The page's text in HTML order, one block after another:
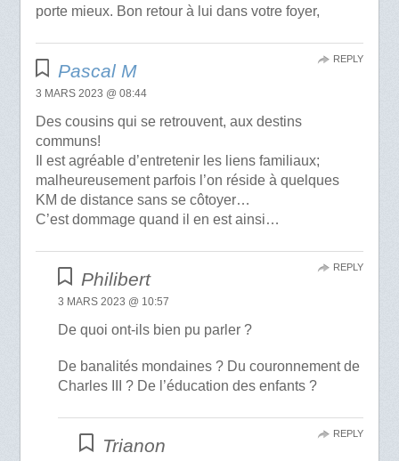
porte mieux. Bon retour à lui dans votre foyer,
Pascal M
3 MARS 2023 @ 08:44
Des cousins qui se retrouvent, aux destins
communs!
Il est agréable d’entretenir les liens familiaux;
malheureusement parfois l’on réside à quelques
KM de distance sans se côtoyer…
C’est dommage quand il en est ainsi…
REPLY
Philibert
3 MARS 2023 @ 10:57
De quoi ont-ils bien pu parler ?
De banalités mondaines ? Du couronnement de
Charles III ? De l’éducation des enfants ?
REPLY
Trianon
REPLY